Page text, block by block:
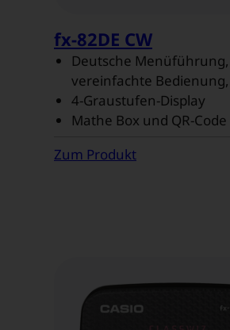
fx-82DE CW
Deutsche Menüführung,
vereinfachte Bedienung,
4-Graustufen-Display
Mathe Box und QR-
Zum Produkt